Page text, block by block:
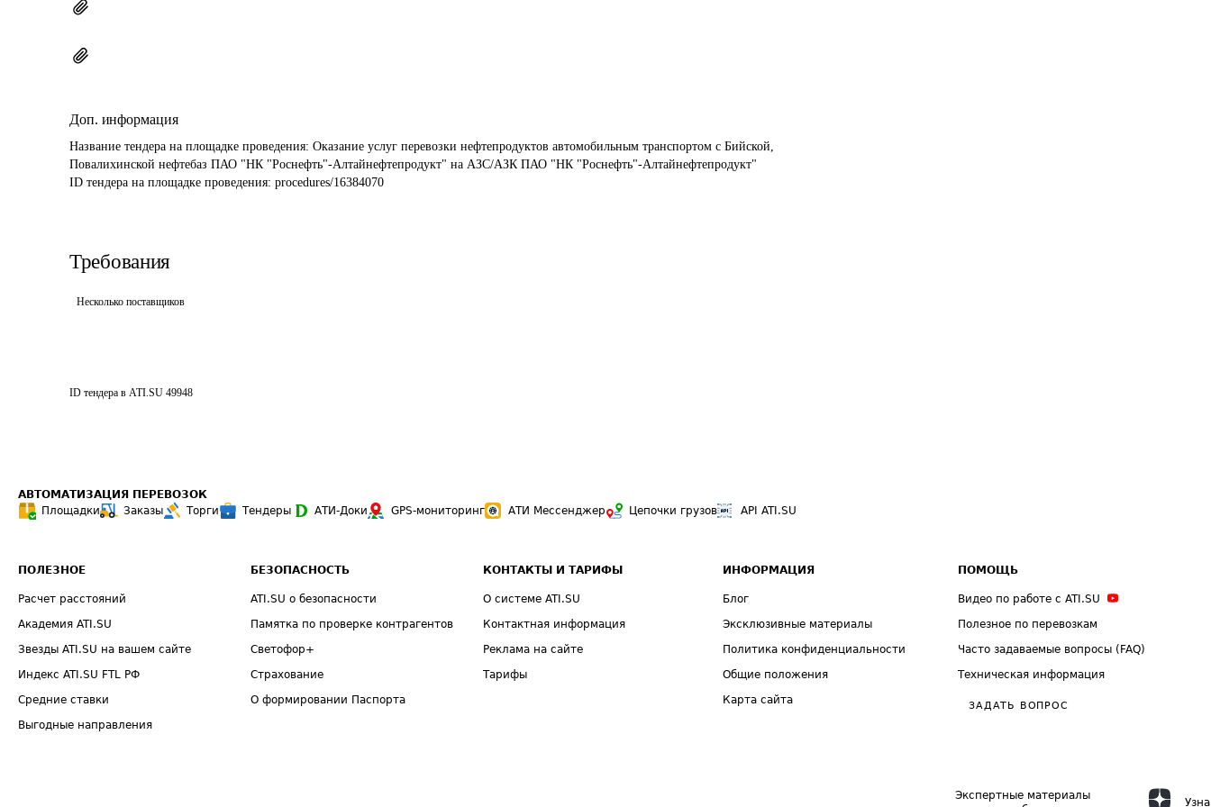
Доп. информация
Название тендера на площадке проведения: Оказание услуг перевозки нефтепродуктов автомобильным транспортом с Бийской,
Повалихинской нефтебаз ПАО "НК "Роснефть"-Алтайнефтепродукт" на АЗС/АЗК ПАО "НК "Роснефть"-Алтайнефтепродукт"
ID тендера на площадке проведения: procedures/16384070
Требования
Несколько поставщиков
ID тендера в ATI.SU 49948
АВТОМАТИЗАЦИЯ ПЕРЕВОЗОК
Площадки
Заказы Торги Тендеры АТИ-Доки GPS-мониторинг АТИ Мессенджер Цепочки грузов API ATI.SU
ПОЛЕЗНОЕ
Расчет расстояний
Академия ATI.SU
Звезды ATI.SU на вашем сайте
Индекс ATI.SU FTL РФ
Средние ставки
Выгодные направления
БЕЗОПАСНОСТЬ
ATI.SU о безопасности
Памятка по проверке контрагентов
Светофор+
Страхование
О формировании Паспорта
КОНТАКТЫ И ТАРИФЫ
О системе ATI.SU
Контактная информация
Реклама на сайте
Тарифы
ИНФОРМАЦИЯ
Блог
Эксклюзивные материалы
Политика конфиденциальности
Общие положения
Карта сайта
ПОМОЩЬ
Видео по работе с ATI.SU
Полезное по перевозкам
Часто задаваемые вопросы (FAQ)
Техническая информация
ЗАДАТЬ ВОПРОС
Экспертные материалы